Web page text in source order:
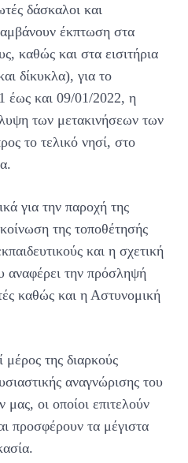
δάσκαλοι και
έκπτωση στα
καθώς και στα εισιτήρια
δίκυκλα), για το
έως και 09/01/2022, η
των μετακινήσεων των
το τελικό νησί, στο
για την παροχή της
της τοποθέτησής
και η σχετική
την πρόσληψή
καθώς και η Αστυνομική
της διαρκούς
αναγνώρισης του
μας, οι οποίοι επιτελούν
προσφέρουν τα μέγιστα